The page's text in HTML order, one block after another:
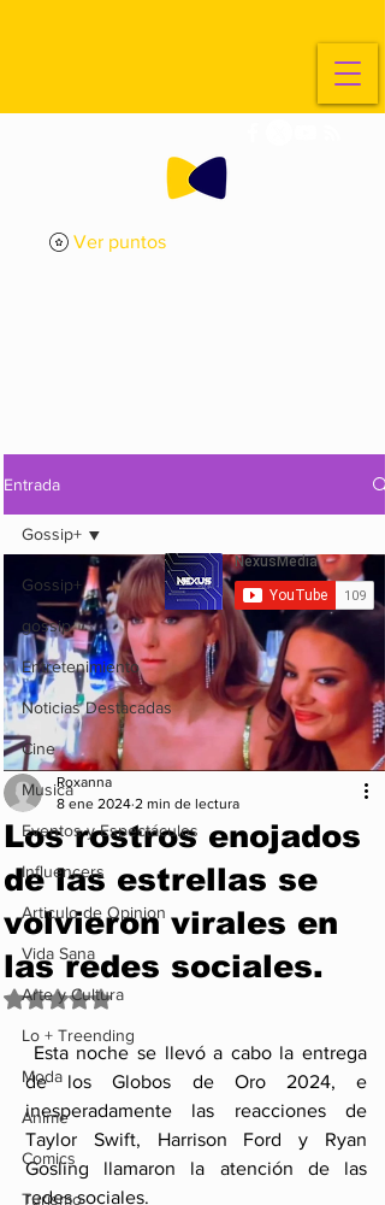
Ver puntos
Entrada
Gossip+
gossip
Entretenimiento
Noticias Destacadas
Cine
Musica
Eventos y Espectáculos
Influencers
Articulo de Opinion
Vida Sana
Arte y Cultura
Lo + Treending
Moda
Anime
Comics
Turismo
Gossip+
Los rostros enojados
de las estrellas se
volvieron virales en
las redes sociales.
Roxanna
8 ene 2024 2 min de lectura
Obtuvo NaN de 5 estrellas.
de los Globos de Oro 2024, e
inesperadamente las reacciones de
Taylor Swift, Harrison Ford y Ryan
Gosling llamaron la atención de las
redes sociales.